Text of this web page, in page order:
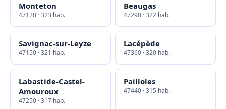
Monteton
47120 · 323 hab.
Beaugas
47290 · 322 hab.
Savignac-sur-Leyze
47150 · 321 hab.
Lacépède
47360 · 320 hab.
Labastide-Castel-
Amouroux
47250 · 317 hab.
Pailloles
47440 · 315 hab.